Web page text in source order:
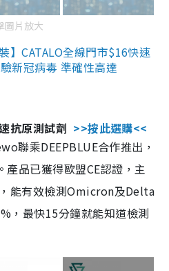
圖片放大
】CATALO全線門市$16快速
新冠病毒 準確性高達
抗原測試劑 >>按此選購<<
聯乘DEEPBLUE合作推出，
品已獲得歐盟CE認證，主
能有效檢測Omicron及Delta
，最快15分鐘就能知道檢測